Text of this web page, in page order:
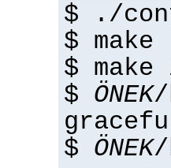
$ ./
$ make
$
$ ÖNEK/
$ ÖNEK/